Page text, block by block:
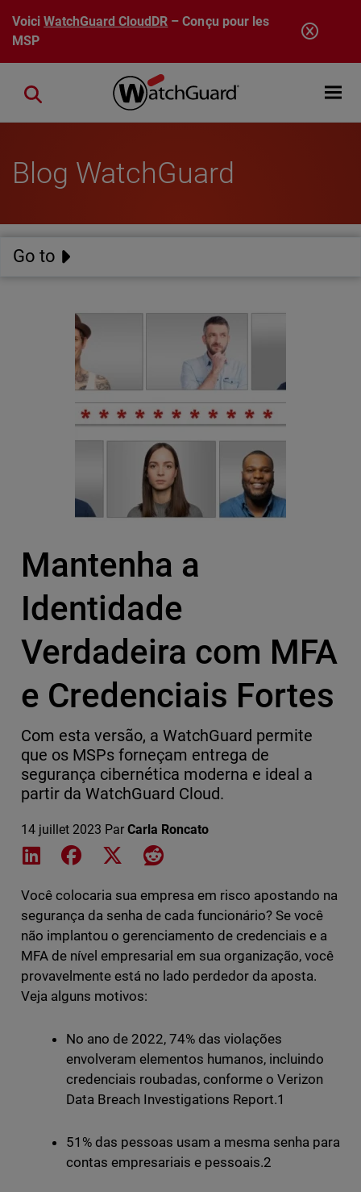
Aller au contenu principal
VoiciWatchGuard CloudDR – Conçu pour les
MSP
Open
Close search
Blog WatchGuard
Go to
Mantenha a
Identidade
Verdadeira com MFA
e Credenciais Fortes
Com esta versão, a WatchGuard permite
que os MSPs forneçam entrega de
segurança cibernética moderna e ideal a
partir da WatchGuard Cloud.
14 juillet 2023 Par Carla Roncato
Share on LinkedIn
Share on Facebook
Share on XShare on Reddit
Você colocaria sua empresa em risco apostando na
segurança da senha de cada funcionário? Se você
não implantou o gerenciamento de credenciais e a
MFA de nível empresarial em sua organização, você
provavelmente está no lado perdedor da aposta.
Veja alguns motivos:
No ano de 2022, 74% das violações
envolveram elementos humanos, incluindo
credenciais roubadas, conforme o Verizon
Data Breach Investigations Report.1
51% das pessoas usam a mesma senha para
contas empresariais e pessoais.2